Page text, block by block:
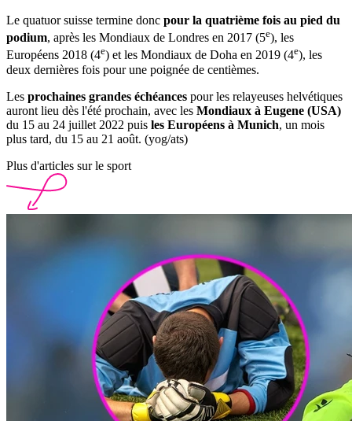
Le quatuor suisse termine donc pour la quatrième fois au pied du
podium, après les Mondiaux de Londres en 2017 (5e), les
Européens 2018 (4e) et les Mondiaux de Doha en 2019 (4e), les
deux dernières fois pour une poignée de centièmes.
Les prochaines grandes échéances pour les relayeuses helvétiques
auront lieu dès l'été prochain, avec les Mondiaux à Eugene (USA)
du 15 au 24 juillet 2022 puis les Européens à Munich, un mois
plus tard, du 15 au 21 août. (yog/ats)
Plus d'articles sur le sport